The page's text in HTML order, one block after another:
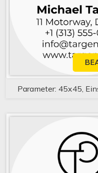
Parameter: 45x45,